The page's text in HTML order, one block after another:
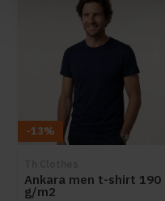
-13%
Ankara men t-shirt 190
g/m2